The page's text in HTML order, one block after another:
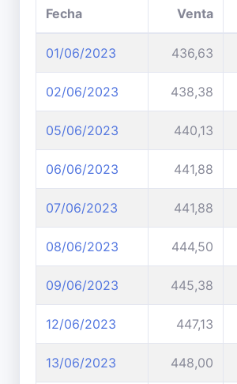
Fecha Venta
01/06/2023 436,63
02/06/2023 438,38
05/06/2023 440,13
06/06/2023 441,88
07/06/2023 441,88
08/06/2023 444,50
09/06/2023 445,38
12/06/2023 447,13
13/06/2023 448,00